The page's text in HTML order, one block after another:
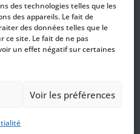
des technologies telles que les
des appareils. Le fait de
des données telles que le
ce site. Le fait de ne pas
un effet négatif sur certaines
Voir les préférences